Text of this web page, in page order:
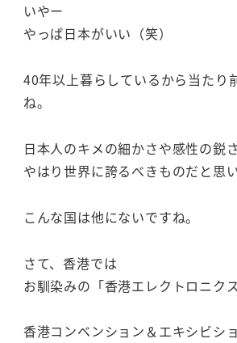
いやー
やっぱ日本がいい（笑）
40年以上暮らしているから当たり
ね。
日本人のキメの細かさや感性の鋭さ
やはり世界に誇るべきものだと思い
こんな国は他にないですね。
さて、香港では
お馴染みの「香港エレクトロニク
香港コンベンション＆エキシビシ